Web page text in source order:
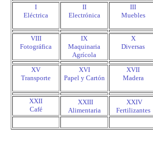
I
Eléctrica
II
Electrónica
III
Muebles
VIII
Fotográfica
IX
Maquinaria
Agrícola
X
Diversas
XV
Transporte
XVI
Papel y Cartón
XVII
Madera
XXII
Café
XXIII
Alimentaria
XXIV
Fertilizantes